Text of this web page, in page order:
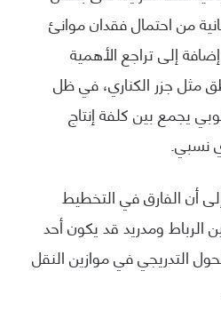
من احتمال فقدان موانئ
إضافة إلى تراجع الأهمية
مثل جزر الكناري، في ظل
يجمع بين كلفة إنتاج
نسبي.
أن الفارق في التخطيط
الرباط ومدريد قد يكون أحد
التدريجي في موازين النقل